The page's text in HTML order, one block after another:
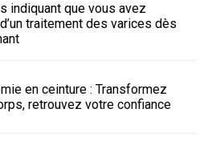
indiquant que vous avez
traitement des varices dès
en ceinture : Transformez
retrouvez votre confiance